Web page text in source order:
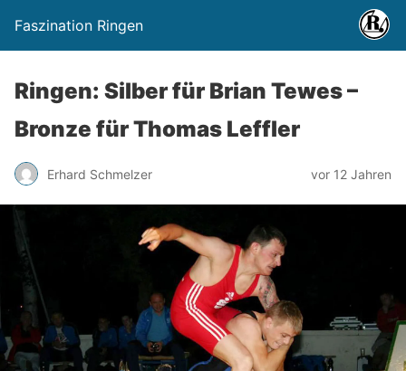
Faszination Ringen
Ringen: Silber für Brian Tewes –
Bronze für Thomas Leffler
Erhard Schmelzer vor 12 Jahren